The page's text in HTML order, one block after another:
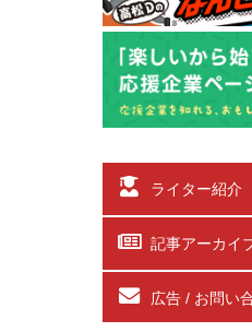
ライター紹介
記事アーカイ
広告 / お問い